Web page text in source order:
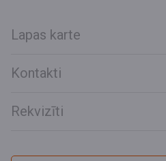
Lapas karte
Kontakti
Rekvizīti